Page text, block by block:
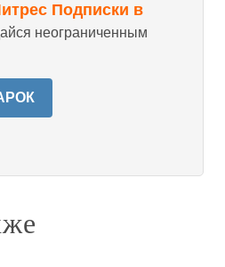
Подписки в
неограниченным